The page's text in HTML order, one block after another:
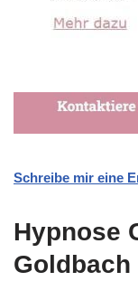
Schreibe mir eine
Hypnose